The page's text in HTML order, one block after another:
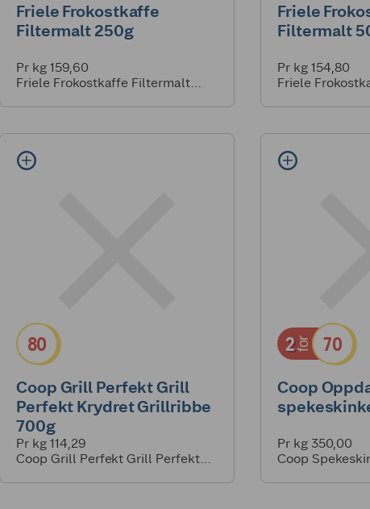
Friele Frokostkaffe
Filtermalt 250g
Pr kg 159,60
Friele Frokostkaffe Filtermalt
Friele
Filtermalt
Pr kg 154,80
Friele
80
Coop Grill Perfekt Grill
Perfekt Krydret Grillribbe
700g
Pr kg 114,29
Coop Grill Perfekt Grill Perfekt
2for 70
Coop
Pr kg 350,00
Coop